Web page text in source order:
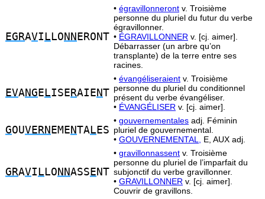
EGRAVI L LO NN ERONT
• égravillonneront v. Troisième
personne du pluriel du futur du verbe
égravillonner.
• ÉGRAVILLONNER v. [cj. aimer].
Débarrasser (un arbre qu’on
transplante) de la terre entre ses
racines.
EVANG E LISE RAIE NT
• évangéliseraient v. Troisième
personne du pluriel du conditionnel
présent du verbe évangéliser.
• ÉVANGÉLISER v. [cj. aimer].
GOUVERN EME NTAL ES
• gouvernementales adj. Féminin
pluriel de gouvernemental.
• GOUVERNEMENTAL, E, AUX adj.
GRAVI L LO NNASS E NT
• gravillonnassent v. Troisième
personne du pluriel de l’imparfait du
subjonctif du verbe gravillonner.
• GRAVILLONNER v. [cj. aimer].
Couvrir de gravillons.